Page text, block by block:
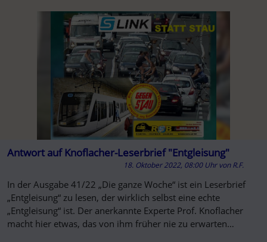
Antwort auf Knoflacher-Leserbrief "Entgleisung"
18. Oktober 2022, 08:00 Uhr vonR.F.
In der Ausgabe 41/22 „Die ganze Woche“ ist ein Leserbrief
„Entgleisung“ zu lesen, der wirklich selbst eine echte
„Entgleisung“ ist. Der anerkannte Experte Prof. Knoflacher
macht hier etwas, das von ihm früher nie zu erwarten